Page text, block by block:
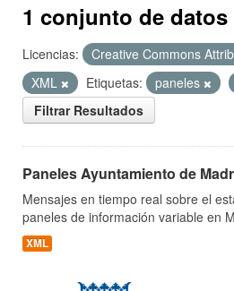
1 conjunto de
Licencias: Creative Commons
XML
Etiquetas: paneles
Filtrar Resultados
Paneles Ayuntamiento de
Mensajes en tiempo real sobre el
paneles de información variable en
XML